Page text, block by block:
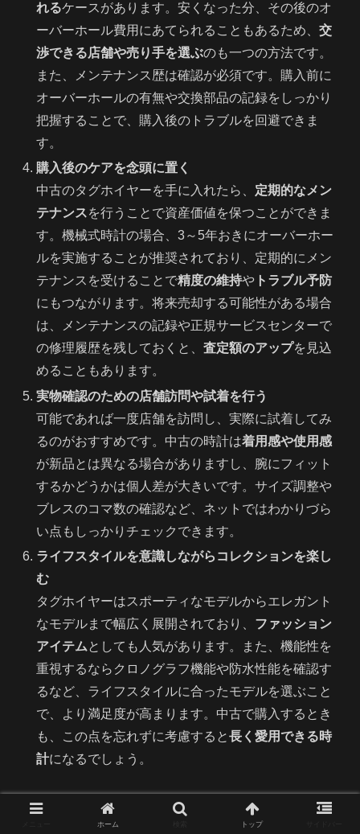
れるケースがあります。安くなった分、その後のオ
ーバーホール費用にあてられることもあるため、交
渉できる店舗や売り手を選ぶのも一つの方法です。
また、メンテナンス歴は確認が必須です。購入前に
オーバーホールの有無や交換部品の記録をしっかり
把握することで、購入後のトラブルを回避できま
す。
購入後のケアを念頭に置く
中古のタグホイヤーを手に入れたら、 定期的なメン
テナンスを行うことで資産価値を保つことができま
す。機械式時計の場合、3～5年おきにオーバーホー
ルを実施することが推奨されており、定期的にメン
テナンスを受けることで精度の維持や トラブル予防
にもつながります。将来売却する可能性がある場合
は、メンテナンスの記録や正規サービスセンターで
の修理履歴を残しておくと、査定額のアップを見込
めることもあります。
実物確認のための店舗訪問や試着を行う
可能であれば一度店舗を訪問し、実際に試着してみ
るのがおすすめです。中古の時計は着用感や使用感
が新品とは異なる場合がありますし、腕にフィット
するかどうかは個人差が大きいです。サイズ調整や
ブレスのコマ数の確認など、ネットではわかりづら
い点もしっかりチェックできます。
ライフスタイルを意識しながらコレクションを楽し
む
タグホイヤーはスポーティなモデルからエレガント
なモデルまで幅広く展開されており、 ファッション
アイテムとしても人気があります。また、機能性を
重視するならクロノグラフ機能や防水性能を確認す
るなど、ライフスタイルに合ったモデルを選ぶこと
で、より満足度が高まります。中古で購入するとき
も、この点を忘れずに考慮すると長く愛用できる時
計になるでしょう。
以上のように、タグホイヤーを中古で購入する際は
市場相
店舗選び コンディション確認
ホーム トップ